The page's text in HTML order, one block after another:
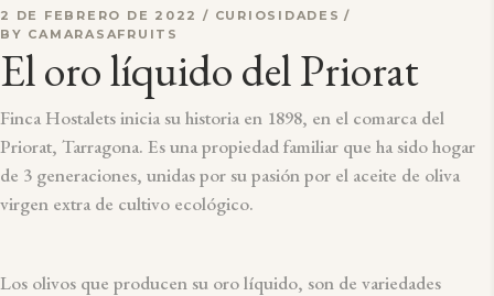
2 DE FEBRERO DE 2022
CURIOSIDADES
BY CAMARASAFRUITS
El oro líquido del Priorat
Finca Hostalets inicia su historia en 1898, en el comarca del
Priorat, Tarragona. Es una propiedad familiar que ha sido hogar
de 3 generaciones, unidas por su pasión por el aceite de oliva
virgen extra de cultivo ecológico.
Los olivos que producen su oro líquido, son de variedades